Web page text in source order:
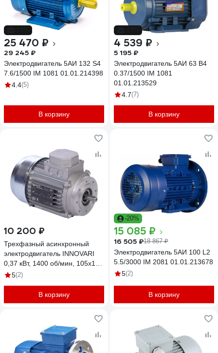
25 470 ₽
29 245 ₽
Электродвигатель 5АИ 132 S4
7.6/1500 IM 1081 01.01.214398
4.4(5)
В корзину
4 539 ₽
5 195 ₽
Электродвигатель 5АИ 63 В4
0.37/1500 IM 1081
01.01.213529
4.7(7)
В корзину
10 200 ₽
Трехфазный асинхронный
электродвигатель INNOVARI
0,37 кВт, 1400 об/мин, 105х14
мм B14, схема включения
В, IP55 71 4B B14
5(2)
В корзину
-20%
15 085 ₽
16 505 ₽18 867 ₽
Электродвигатель 5АИ 100 L2
5.5/3000 IM 2081 01.01.213678
5(2)
В корзину